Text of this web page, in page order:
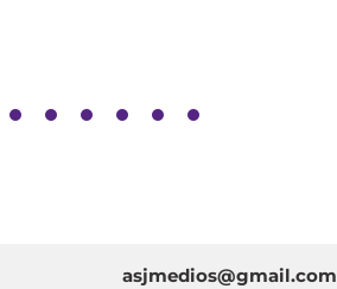
asjmedios@gmail.com